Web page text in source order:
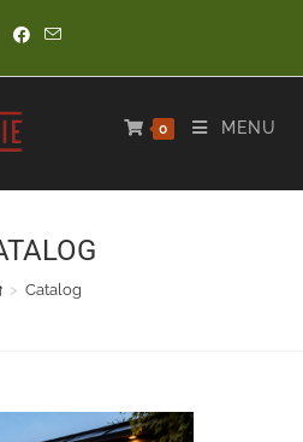
0 MENU
> Catalog